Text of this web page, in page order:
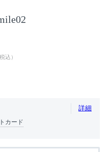
税込）
詳細
カード